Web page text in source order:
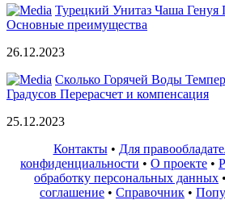
Турецкий Унитаз Чаша
Основные преимущества
26.12.2023
Сколько Горячей Воды
Градусов Перерасчет и компенсация
25.12.2023
Контакты• Для
конфиденциальности • О проекте •
обработку персональных данных •
соглашение • Справочник •